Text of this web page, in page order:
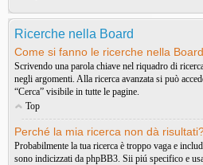
Ricerche nella Board
Come si fanno le ricerche nella
Scrivendo una parola chiave nel riquadro di
negli argomenti. Alla ricerca avanzata si può
“Cerca” visibile in tutte le pagine.
Top
Perché la mia ricerca non dà
Probabilmente la tua ricerca è troppo vaga e
sono indicizzati da phpBB3. Sii piú specifico e